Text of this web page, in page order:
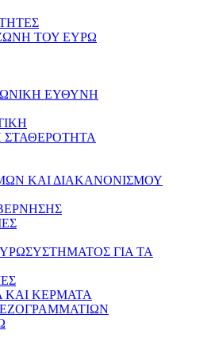
ΤΟΥ ΕΥΡΩ
ΕΥΘΥΝΗ
ΣΤΑΘΕΡΟΤΗΤΑ
ΚΑΙ ΔΙΑΚΑΝΟΝΙΣΜΟΥ
ΓΙΑ ΤΑ
ΚΑΙ ΚΕΡΜΑΤΑ